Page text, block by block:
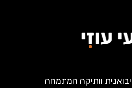
וותיקה המתמחה